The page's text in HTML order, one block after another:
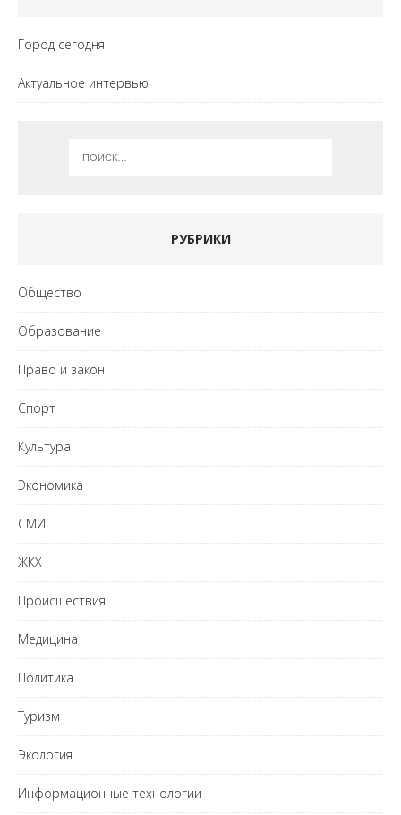
Город сегодня
Актуальное интервью
РУБРИКИ
Общество
Образование
Право и закон
Спорт
Культура
Экономика
СМИ
ЖКХ
Происшествия
Медицина
Политика
Туризм
Экология
Информационные технологии